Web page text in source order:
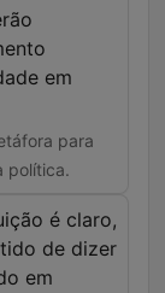
em
para
política.
é claro,
de dizer
em